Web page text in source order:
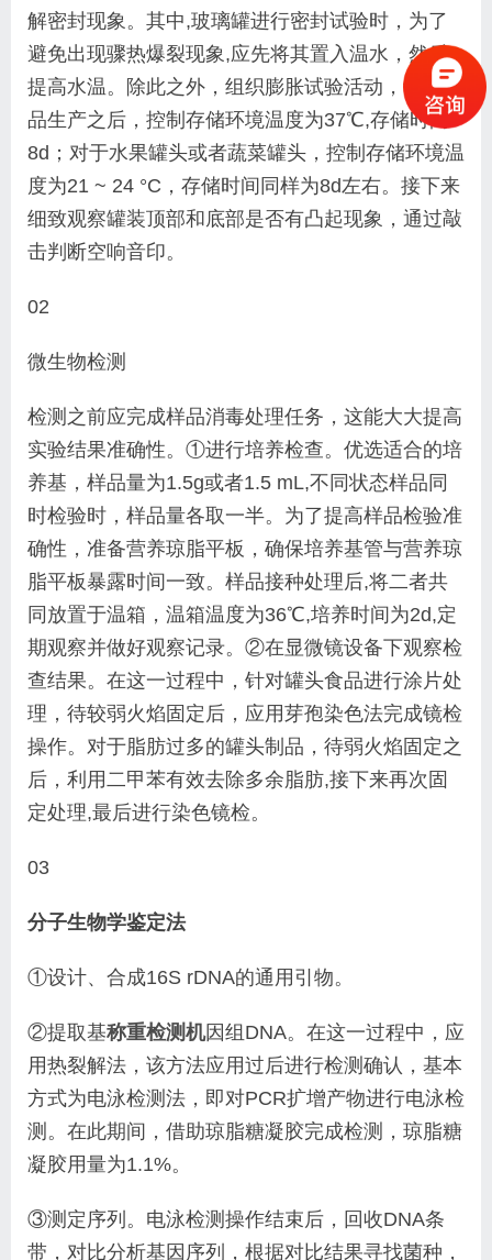
解密封现象。其中,玻璃罐进行密封试验时，为了
避免出现骤热爆裂现象,应先将其置入温水，然后
提高水温。除此之外，组织膨胀试验活动，罐头食
品生产之后，控制存储环境温 度为37℃,存储时间
8d；对于水果罐头或者蔬菜罐头， 控制存储环境温
度为21 ~ 24 °C，存储时间同样为8d左右。接下来
细致观察罐装顶部和底部是否有凸起现象，通过敲
击判断空响音印。
02
微生物检测
检测之前应完成样品消毒处理任务，这能大大提高
实验结果准确性。①进行培养检查。优选适合的培
养基，样品量为1.5g或者1.5 mL,不同状态样品同
时检验时，样品量各取一半。为了提高样品检验准
确性， 准备营养琼脂平板，确保培养基管与营养琼
脂平板暴露时间一致。样品接种处理后,将二者共
同放置于温箱， 温箱温度为36℃,培养时间为2d,定
期观察并做好观察记录。②在显微镜设备下观察检
查结果。在这一过程中，针对罐头食品进行涂片处
理，待较弱火焰固 定后，应用芽孢染色法完成镜检
操作。对于脂肪过多的罐头制品，待弱火焰固定之
后，利用二甲苯有效去除多余脂肪,接下来再次固
定处理,最后进行染色镜检。
03
分子生物学鉴定法
①设计、合成16S rDNA的通用引物。
②提取基称重检测机因组DNA。 在这一过程中， 应
用热裂解法，该方法应用过后进行检测确认，基本
方式为电泳检测法，即对PCR扩增产物进行电泳检
测。在此期间，借助琼脂糖凝胶完成检测，琼脂糖
凝胶用量为1.1%。
③测定序列。 电泳检测操作结束后，回收DNA条
带，对比分析基因 序列，根据对比结果寻找菌种，